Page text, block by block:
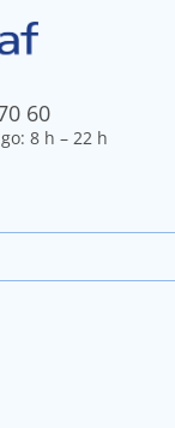
60
8 h – 22 h